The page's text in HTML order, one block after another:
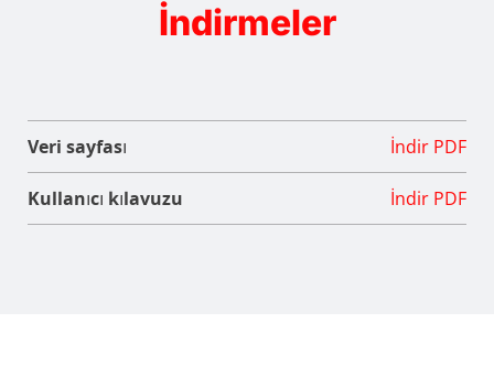
İndirmeler
Veri sayfası İndir PDF
Kullanıcı kılavuzu İndir PDF